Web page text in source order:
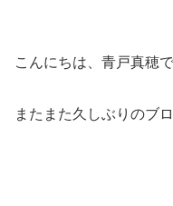
こんにちは、青戸真穂
またまた久しぶりのブ